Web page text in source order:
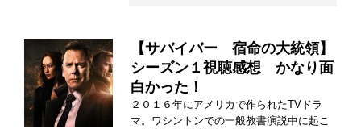
【サバイバー 宿命の大統領】
シーズン１視聴感想 かなり面
白かった！
２０１６年にアメリカで作られたTVドラ
マ。ワシントンでの一般教書演説中に起こ